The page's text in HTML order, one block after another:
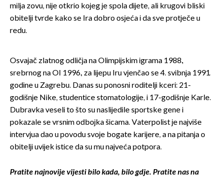
milja zovu, nije otkrio kojeg je spola dijete, ali krugovi bliski
obitelji tvrde kako se Ira dobro osjeća i da sve protječe u
redu.
Osvajač zlatnog odličja na Olimpijskim igrama 1988.,
srebrnog na OI 1996., za lijepu Iru vjenčao se 4. svibnja 1991.
godine u Zagrebu. Danas su ponosni roditelji kceri: 21-
godišnje Nike, studentice stomatologije, i 17-godišnje Karle.
Dubravka veseli to što su naslijedile sportske gene i
pokazale se vrsnim odbojka šicama. Vaterpolist je najviše
intervjua dao u povodu svoje bogate karijere, a na pitanja o
obitelji uvijek istice da su mu najveća potpora.
Pratite najnovije vijesti bilo kada, bilo gdje. Pratite nas na